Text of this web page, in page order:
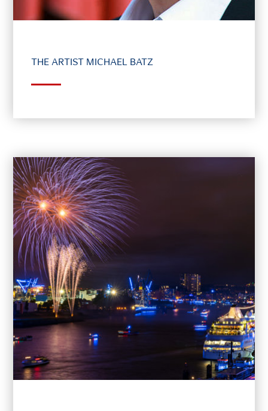
THE ARTIST MICHAEL BATZ